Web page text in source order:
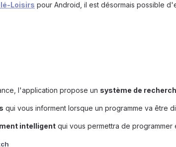
Loisirs pour Android, il est désormais possible
l'application propose un système de
qui vous informent lorsque un programme va être
intelligent qui vous permettra de